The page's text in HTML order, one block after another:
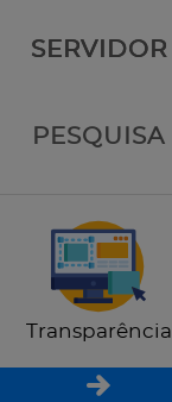
SERVIDOR
PESQUISA
Transparência